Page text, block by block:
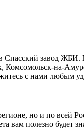
Cпасский завод
Комсомольск-на-
с нами любым
но и по всей
вам полезно будет